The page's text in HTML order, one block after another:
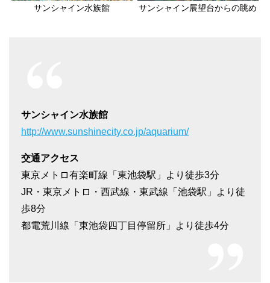
サンシャイン水族館 サンシャイン展望台からの眺め
サンシャイン水族館
http://www.sunshinecity.co.jp/aquarium/
交通アクセス
東京メトロ有楽町線「東池袋駅」より徒歩3分
JR・東京メトロ・西武線・東武線「池袋駅」より徒
歩8分
都電荒川線「東池袋四丁目停留所」より徒歩4分